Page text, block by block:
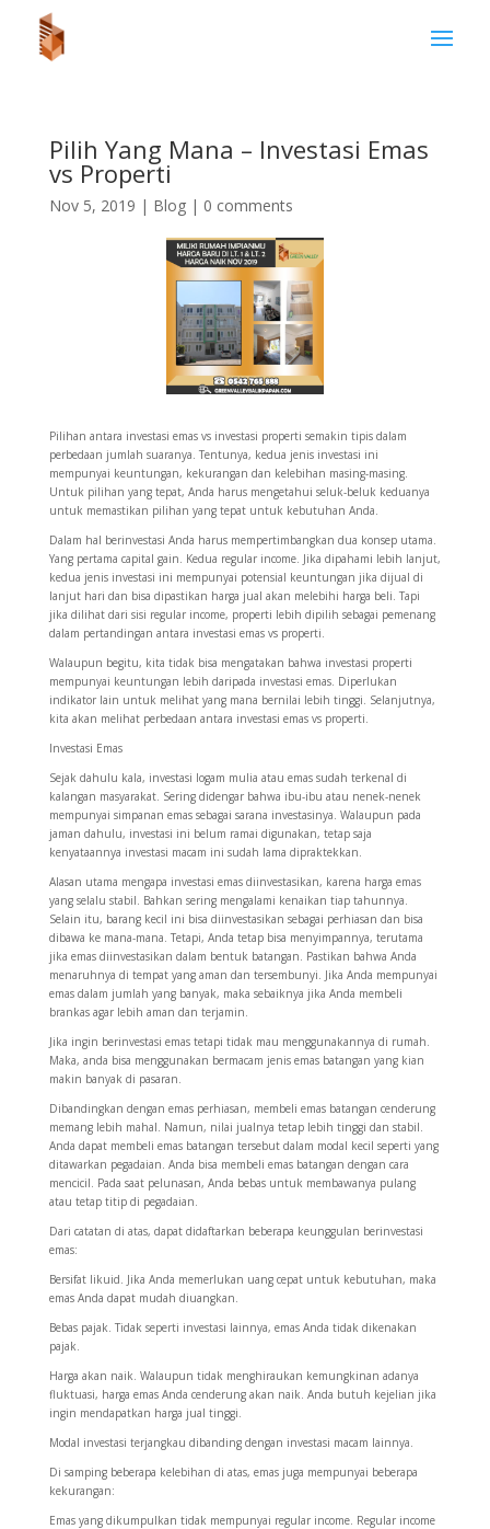
Pilih Yang Mana – Investasi Emas
vs Properti
Nov 5, 2019 | Blog| 0 comments
Pilihan antara investasi emas vs investasi properti semakin tipis dalam
perbedaan jumlah suaranya. Tentunya, kedua jenis investasi ini
mempunyai keuntungan, kekurangan dan kelebihan masing-masing.
Untuk pilihan yang tepat, Anda harus mengetahui seluk-beluk keduanya
untuk memastikan pilihan yang tepat untuk kebutuhan Anda.
Dalam hal berinvestasi Anda harus mempertimbangkan dua konsep utama.
Yang pertama capital gain. Kedua regular income. Jika dipahami lebih lanjut,
kedua jenis investasi ini mempunyai potensial keuntungan jika dijual di
lanjut hari dan bisa dipastikan harga jual akan melebihi harga beli. Tapi
jika dilihat dari sisi regular income, properti lebih dipilih sebagai pemenang
dalam pertandingan antara investasi emas vs properti.
Walaupun begitu, kita tidak bisa mengatakan bahwa investasi properti
mempunyai keuntungan lebih daripada investasi emas. Diperlukan
indikator lain untuk melihat yang mana bernilai lebih tinggi. Selanjutnya,
kita akan melihat perbedaan antara investasi emas vs properti.
Investasi Emas
Sejak dahulu kala, investasi logam mulia atau emas sudah terkenal di
kalangan masyarakat. Sering didengar bahwa ibu-ibu atau nenek-nenek
mempunyai simpanan emas sebagai sarana investasinya. Walaupun pada
jaman dahulu, investasi ini belum ramai digunakan, tetap saja
kenyataannya investasi macam ini sudah lama dipraktekkan.
Alasan utama mengapa investasi emas diinvestasikan, karena harga emas
yang selalu stabil. Bahkan sering mengalami kenaikan tiap tahunnya.
Selain itu, barang kecil ini bisa diinvestasikan sebagai perhiasan dan bisa
dibawa ke mana-mana. Tetapi, Anda tetap bisa menyimpannya, terutama
jika emas diinvestasikan dalam bentuk batangan. Pastikan bahwa Anda
menaruhnya di tempat yang aman dan tersembunyi. Jika Anda mempunyai
emas dalam jumlah yang banyak, maka sebaiknya jika Anda membeli
brankas agar lebih aman dan terjamin.
Jika ingin berinvestasi emas tetapi tidak mau menggunakannya di rumah.
Maka, anda bisa menggunakan bermacam jenis emas batangan yang kian
makin banyak di pasaran.
Dibandingkan dengan emas perhiasan, membeli emas batangan cenderung
memang lebih mahal. Namun, nilai jualnya tetap lebih tinggi dan stabil.
Anda dapat membeli emas batangan tersebut dalam modal kecil seperti yang
ditawarkan pegadaian. Anda bisa membeli emas batangan dengan cara
mencicil. Pada saat pelunasan, Anda bebas untuk membawanya pulang
atau tetap titip di pegadaian.
Dari catatan di atas, dapat didaftarkan beberapa keunggulan berinvestasi
emas:
Bersifat likuid. Jika Anda memerlukan uang cepat untuk kebutuhan, maka
emas Anda dapat mudah diuangkan.
Bebas pajak. Tidak seperti investasi lainnya, emas Anda tidak dikenakan
pajak.
Harga akan naik. Walaupun tidak menghiraukan kemungkinan adanya
fluktuasi, harga emas Anda cenderung akan naik. Anda butuh kejelian jika
ingin mendapatkan harga jual tinggi.
Modal investasi terjangkau dibanding dengan investasi macam lainnya.
Di samping beberapa kelebihan di atas, emas juga mempunyai beberapa
kekurangan:
Emas yang dikumpulkan tidak mempunyai regular income. Regular income